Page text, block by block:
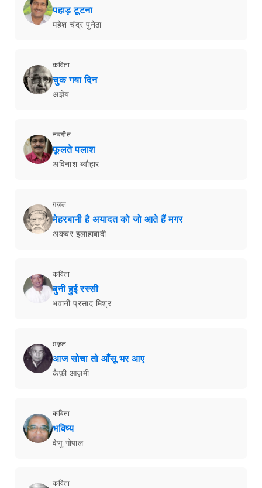
पहाड़ टूटना
महेश चंद्र पुनेठा
कविता
चुक गया दिन
अज्ञेय
नवगीत
फूलते पलाश
अविनाश ब्यौहार
ग़ज़ल
मेहरबानी है अयादत को जो आते हैं मगर
अकबर इलाहाबादी
कविता
बुनी हुई रस्सी
भवानी प्रसाद मिश्र
ग़ज़ल
आज सोचा तो आँसू भर आए
कैफ़ी आज़मी
कविता
भविष्य
वेणु गोपाल
कविता